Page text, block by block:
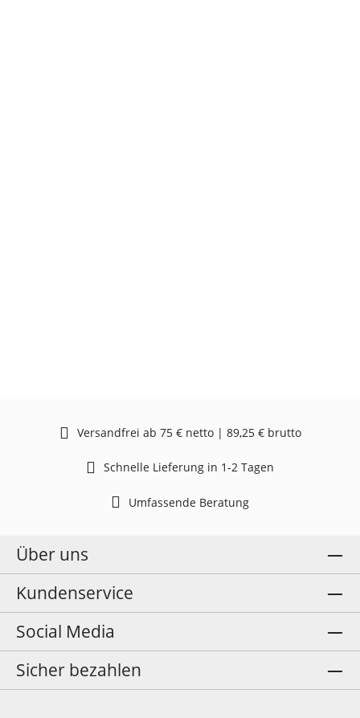
Versandfrei ab 75 € netto | 89,25 € brutto
Schnelle Lieferung in 1-2 Tagen
Umfassende Beratung
Über uns
Kundenservice
Social Media
Sicher bezahlen